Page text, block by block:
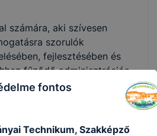
számára, aki szívesen
szorulók
fejlesztésében és
fűződő adminisztrációs
fontos
Technikum, Szakképző